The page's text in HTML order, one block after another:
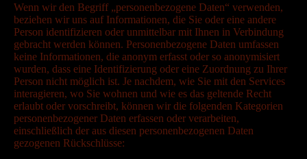
Wenn wir den Begriff „personenbezogene Daten“ verwenden,
beziehen wir uns auf Informationen, die Sie oder eine andere
Person identifizieren oder unmittelbar mit Ihnen in Verbindung
gebracht werden können. Personenbezogene Daten umfassen
keine Informationen, die anonym erfasst oder so anonymisiert
wurden, dass eine Identifizierung oder eine Zuordnung zu Ihrer
Person nicht möglich ist. Je nachdem, wie Sie mit den Services
interagieren, wo Sie wohnen und wie es das geltende Recht
erlaubt oder vorschreibt, können wir die folgenden Kategorien
personenbezogener Daten erfassen oder verarbeiten,
einschließlich der aus diesen personenbezogenen Daten
gezogenen Rückschlüsse: